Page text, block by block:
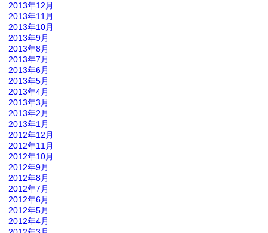
2013年12月
2013年11月
2013年10月
2013年9月
2013年8月
2013年7月
2013年6月
2013年5月
2013年4月
2013年3月
2013年2月
2013年1月
2012年12月
2012年11月
2012年10月
2012年9月
2012年8月
2012年7月
2012年6月
2012年5月
2012年4月